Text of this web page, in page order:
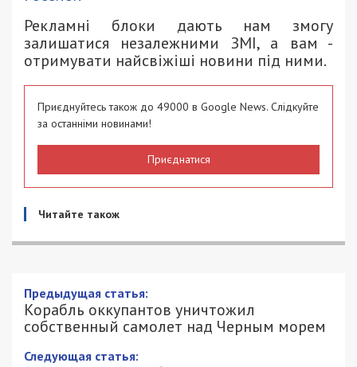
Рекламні блоки дають нам змогу
залишатися незалежними ЗМІ, а вам -
отримувати найсвіжіші новини під ними.
Приєднуйтесь також до 49000 в Google News. Слідкуйте
за останніми новинами!
Приєднатися
Читайте також
Корабль оккупантов уничтожил
собственный самолет над Черным
морем